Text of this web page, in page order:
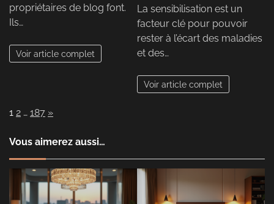
propriétaires de blog font.
Ils…
Voir article complet
La sensibilisation est un
facteur clé pour pouvoir
rester à l’écart des maladies
et des…
Voir article complet
Page:
1 2 … 187 Next
»
Vous aimerez aussi…